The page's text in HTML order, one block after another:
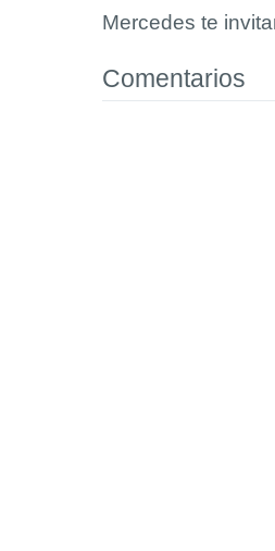
Mercedes te
Comentarios